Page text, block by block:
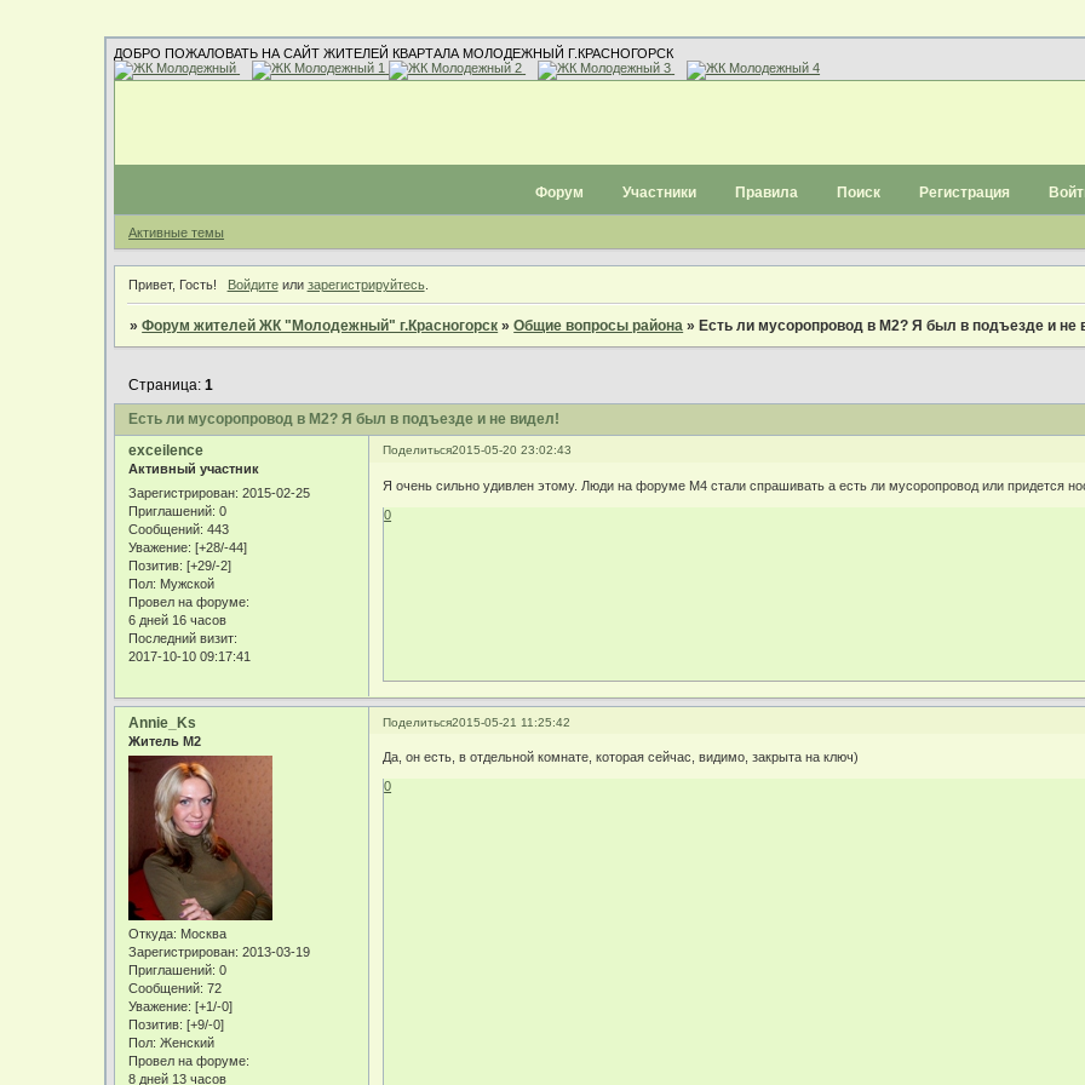
ДОБРО ПОЖАЛОВАТЬ НА САЙТ ЖИТЕЛЕЙ КВАРТАЛА МОЛОДЕЖНЫЙ Г.КРАСНОГОРСК
Форум Участники Правила Поиск Регистрация
Активные темы
Привет, Гость! Войдитеили зарегистрируйтесь.
»Форум жителей ЖК "Молодежный" г.Красногорск »Общие вопросы района » Есть ли мусоропровод в М2? Я был в подъезде и не
Есть ли мусоропровод в М2? Я был в подъезде и не видел!
Страница:1
Поделиться2015-05-20 23:02:43
exceilence
Активный участник
Зарегистрирован: 2015-02-25
Приглашений: 0
Сообщений: 443
Уважение: [+28/-44]
Позитив: [+29/-2]
Пол: Мужской
Провел на форуме:
6 дней 16 часов
Последний визит:
2017-10-10 09:17:41
Я очень сильно удивлен этому. Люди на форуме М4 стали спрашивать а есть ли мусоропровод или придется
0
Поделиться2015-05-21 11:25:42
Annie_Ks
Житель М2
Откуда: Москва
Зарегистрирован: 2013-03-19
Приглашений: 0
Сообщений: 72
Уважение: [+1/-0]
Позитив: [+9/-0]
Пол: Женский
Провел на форуме:
8 дней 13 часов
Да, он есть, в отдельной комнате, которая сейчас, видимо, закрыта на ключ)
0